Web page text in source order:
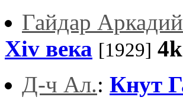
Гайдар
Xiv века [1929] 4k
Д-ч Ал.: Кнут